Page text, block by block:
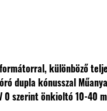
különböző
dupla kónusszal
0 szerint önkioltó10-40